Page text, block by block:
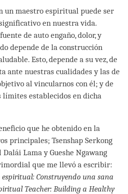
un maestro espiritual puede ser
en nuestra vida.
de auto engaño, dolor, y
depende de la construcción
Esto, depende a su vez, de
ante nuestras cualidades y las de
al vincularnos con él; y de
establecidos en dicha
que he obtenido en la
principales; Tsenshap Serkong
Dalái Lama y Gueshe Ngawang
que me llevó a escribir:
Construyendo una sana
Teacher: Building a Healthy